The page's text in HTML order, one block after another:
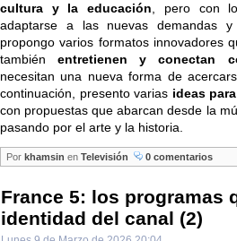
cultura y la educación , pero con
adaptarse a las nuevas demandas
propongo varios formatos innovadores
tambiénentretienen y conectan
necesitan una nueva forma de
continuación, presento varias ideas
con propuestas que abarcan desde la
pasando por el arte y la historia.
Por khamsin en Televisión 0 comentarios
France 5: los programas
identidad del canal (2)